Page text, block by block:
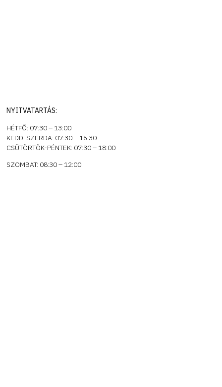
NYITVATARTÁS:
HÉTFŐ: 07:30 – 13:00
KEDD-SZERDA: 07:30 – 16:30
CSÜTÖRTÖK-PÉNTEK: 07:30 – 18:00
SZOMBAT: 08:30 – 12:00